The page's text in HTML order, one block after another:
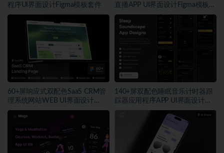
程序UI界面设计Figma模板套件
直播APP UI界面设计Figma模板套
件
60+屏响应式双配色SaaS CRM管
理系统网站WEB UI界面设计
Figma模板套件
140+屏双配色睡眠音乐计时器跟
踪器应用程序APP UI界面设计
Figma模板